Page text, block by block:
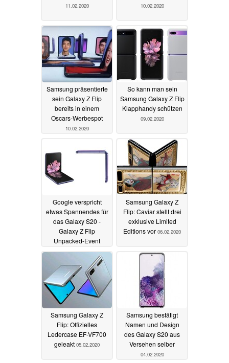
11.02.2020 10.02.2020
Samsung präsentierte
sein Galaxy Z Flip
bereits in einem
Oscars-Werbespot
10.02.2020
So kann man sein
Samsung Galaxy Z Flip
Klapphandy schützen
09.02.2020
Google verspricht
etwas Spannendes für
das Galaxy S20 -
Galaxy Z Flip
Unpacked-Event
07.02.2020
Samsung Galaxy Z
Flip: Caviar stellt drei
exklusive Limited
Editions vor 06.02.2020
Samsung Galaxy Z
Flip: Offizielles
Ledercase EF-VF700
geleakt 05.02.2020
Samsung bestätigt
Namen und Design
des Galaxy S20 aus
Versehen selber
04.02.2020